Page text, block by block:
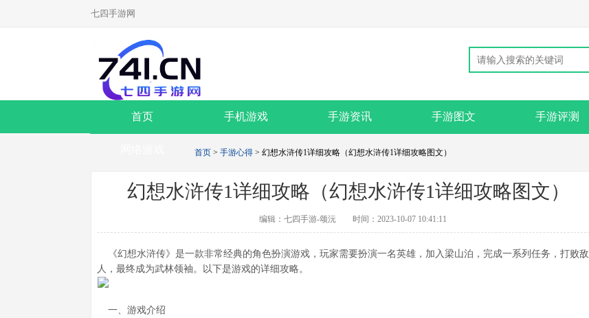
七四手游网
首页 手机游戏 手游资讯 手游图文 手游评测
首页 > 手游心得 > 幻想水浒传1详细攻略（幻想水浒传1详细攻略图文）
幻想水浒传1详细攻略（幻想水浒传1详细攻略图文）
编辑：七四手游-颂沅 时间：2023-10-07 10:41:11
《幻想水浒传》是一款非常经典的角色扮演游戏，玩家需要扮演一名英雄，加入梁山泊，完成一系列任务，打败敌
人，最终成为武林领袖。以下是游戏的详细攻略。
一、游戏介绍